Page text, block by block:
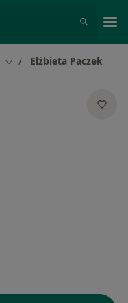
Zmień miasto
Elżbieta Paczek